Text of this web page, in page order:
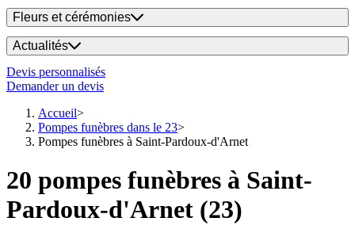
Fleurs et cérémonies
Actualités
Devis personnalisés
Demander un devis
Accueil
Pompes funèbres dans le 23
Pompes funèbres à Saint-Pardoux-d'Arnet
20 pompes funèbres à Saint-
Pardoux-d'Arnet (23)